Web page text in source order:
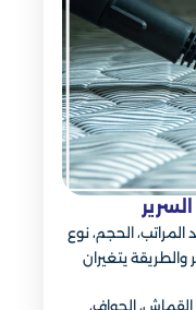
الحجم، نوع
والطريقة يتغيران
القماش، الحواف،